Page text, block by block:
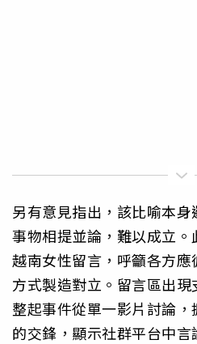
另有意見指出，該比喻本
事物相提並論，難以成立
越南女性留言，呼籲各方
方式製造對立。留言區出現
整起事件從單一影片討論
的交鋒，顯示社群平台中